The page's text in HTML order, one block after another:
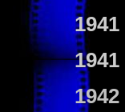
1941
1941
1942